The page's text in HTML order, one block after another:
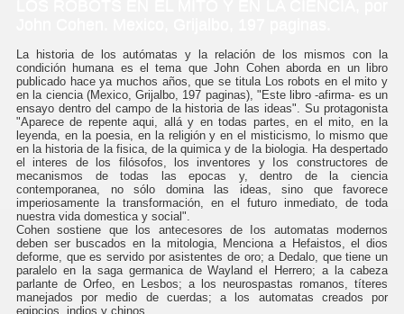
La historia de los autómatas y la relación de los mismos con la
condición humana es el tema que John Cohen aborda en un libro
publicado hace ya muchos años, que se titula Los robots en el mito y
en la ciencia (Mexico, Grijalbo, 197 paginas), "Este libro -afirma- es un
ensayo dentro del campo de la historia de las ideas". Su protagonista
"Aparece de repente aqui, allá y en todas partes, en el mito, en la
leyenda, en la poesia, en la religión y en el misticismo, lo mismo que
en la historia de la fisica, de la quimica y de Ia biologia. Ha despertado
el interes de los filósofos, los inventores y Ios constructores de
mecanismos de todas las epocas y, dentro de la ciencia
contemporanea, no sólo domina las ideas, sino que favorece
imperiosamente la transformación, en el futuro inmediato, de toda
nuestra vida domestica y social".
Cohen sostiene que los antecesores de Ios automatas modernos
deben ser buscados en la mitologia, Menciona a Hefaistos, el dios
deforme, que es servido por asistentes de oro; a Dedalo, que tiene un
paralelo en la saga germanica de Wayland el Herrero; a la cabeza
parlante de Orfeo, en Lesbos; a los neurospastas romanos, títeres
manejados por medio de cuerdas; a los automatas creados por
egipcios, indios y chinos